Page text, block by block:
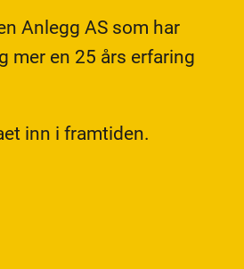
Anlegg AS som har
mer en 25 års erfaring
inn i framtiden.